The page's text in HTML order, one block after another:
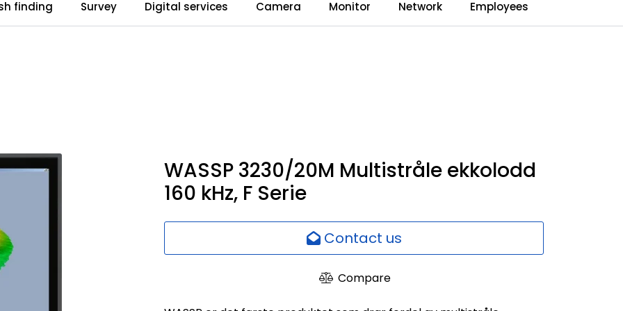
Language Compare
0
Dealerweb
finding Survey Digital services Camera Monitor Network Employees
WASSP 3230/20M Multistråle ekkolodd
160 kHz, F Serie
Contact us
Compare